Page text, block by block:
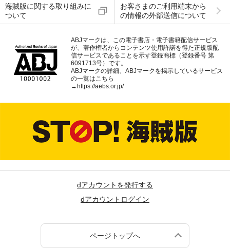
海賊版に関する取り組みに
ついて
お客さまのご利用端末から
の情報の外部送信について
ABJマークは、この電子書店・電子書籍配信サービス
が、著作権者からコンテンツ使用許諾を得た正規版配
信サービスであることを示す登録商標（登録番号 第
6091713号）です。
ABJマークの詳細、ABJマークを掲示しているサービス
の一覧はこちら
→https://aebs.or.jp/
dアカウントを発行する
dアカウントログイン
ページトップへ